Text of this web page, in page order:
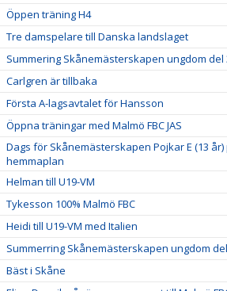
Öppen träning H4
Tre damspelare till Danska landslaget
Summering Skånemästerskapen ungdom del
Carlgren är tillbaka
Första A-lagsavtalet för Hansson
Öppna träningar med Malmö FBC JAS
Dags för Skånemästerskapen Pojkar E (13 år)
hemmaplan
Helman till U19-VM
Tykesson 100% Malmö FBC
Heidi till U19-VM med Italien
Summerring Skånemästerskapen ungdom
Bäst i Skåne